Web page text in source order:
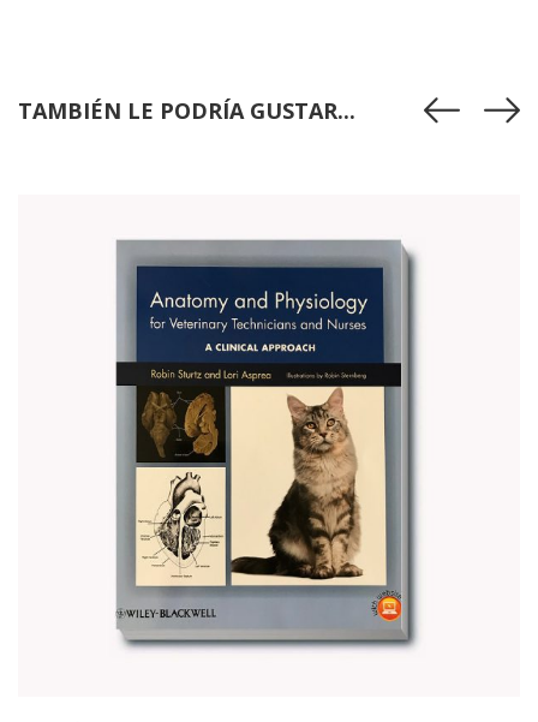
TAMBIÉN LE PODRÍA GUSTAR...